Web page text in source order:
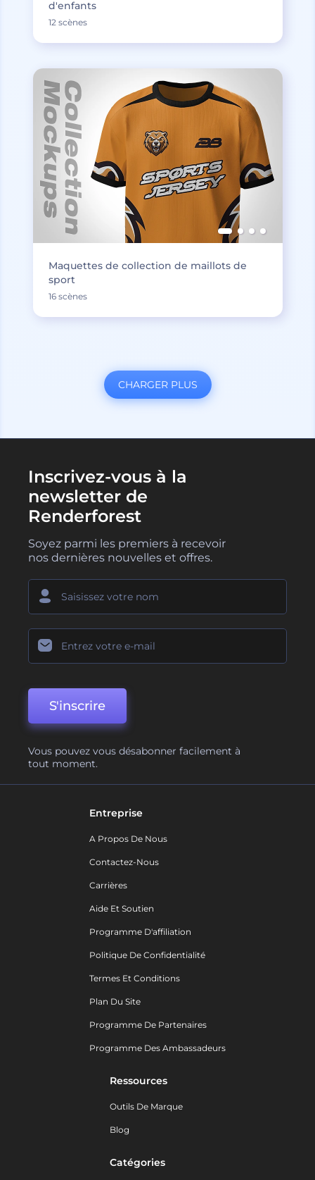
d'enfants
12 scènes
Maquettes de collection de maillots de
sport
16 scènes
CHARGER PLUS
Inscrivez-vous à la
newsletter de
Renderforest
Soyez parmi les premiers à recevoir
nos dernières nouvelles et offres.
S'inscrire
Vous pouvez vous désabonner facilement à
tout moment.
Entreprise
A Propos De Nous
Contactez-Nous
Carrières
Aide Et Soutien
Programme D'affiliation
Politique De Confidentialité
Termes Et Conditions
Plan Du Site
Programme De Partenaires
Programme Des Ambassadeurs
Ressources
Outils De Marque
Blog
Catégories